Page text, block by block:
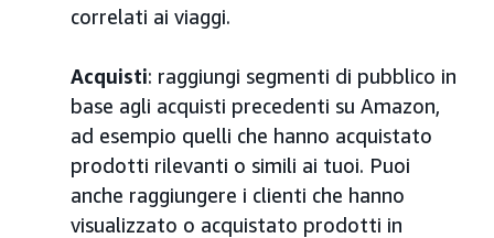
correlati ai viaggi.
Acquisti: raggiungi segmenti di pubblico in
base agli acquisti precedenti su Amazon,
ad esempio quelli che hanno acquistato
prodotti rilevanti o simili ai tuoi. Puoi
anche raggiungere i clienti che hanno
visualizzato o acquistato prodotti in